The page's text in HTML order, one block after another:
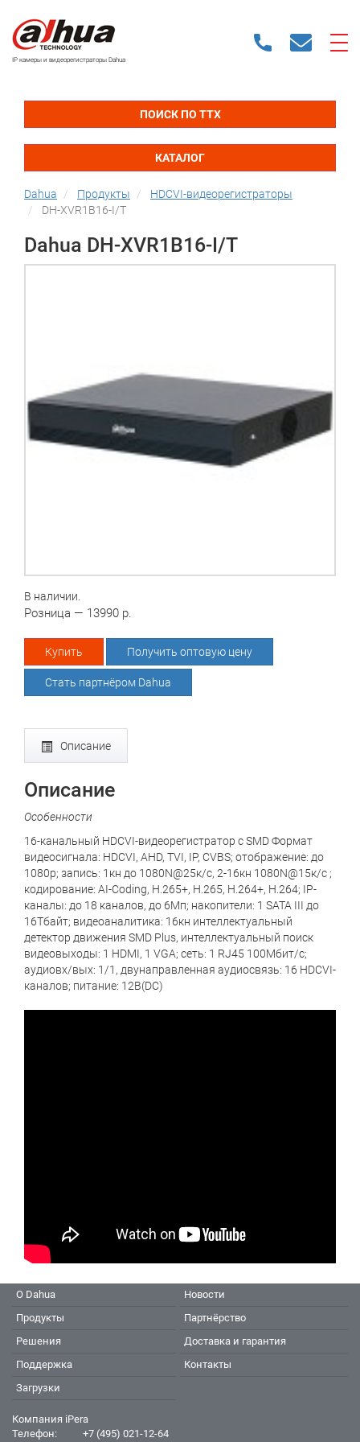
IP камеры и видеорегистраторы Dahua
ПОИСК ПО ТТХ
КАТАЛОГ
Dahua Продукты
HDCVI-видеорегистраторы
DH-XVR1B16-I/T
Dahua DH-XVR1B16-I/T
В наличии.
Розница — 13990 р.
Купить Получить оптовую цену
Стать партнёром Dahua
Описание
Описание
Особенности
16-канальный HDCVI-видеорегистратор c SMD Формат
видеосигнала: HDCVI, AHD, TVI, IP, CVBS; отображение: до
1080p; запись: 1кн до 1080N@25к/с, 2-16кн 1080N@15к/с ;
кодирование: AI-Coding, H.265+, H.265, H.264+, H.264; IP-
каналы: до 18 каналов, до 6Мп; накопители: 1 SATA III до
16Тбайт; видеоаналитика: 16кн интеллектуальный
детектор движения SMD Plus, интеллектуальный поиск
видеовыходы: 1 HDMI, 1 VGA; сеть: 1 RJ45 100Мбит/с;
аудиовх/вых: 1/1, двунаправленная аудиосвязь: 16 HDCVI-
каналов; питание: 12В(DC)
О Dahua
Продукты
Решения
Поддержка
Загрузки
Новости
Партнёрство
Доставка и гарантия
Контакты
Компания iPera
Телефон:
+7 (495) 021-12-64